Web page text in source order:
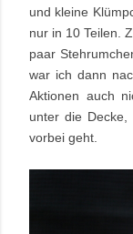
und kleine
nur in 10 Teilen.
paar
war ich dann
Aktionen auch
unter die
vorbei geht.